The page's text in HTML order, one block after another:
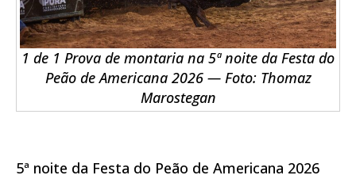
1 de 1 Prova de montaria na 5ª noite da Festa do
Peão de Americana 2026 — Foto: Thomaz
Marostegan
5ª noite da Festa do Peão de Americana 2026